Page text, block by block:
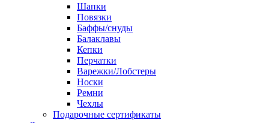
Шапки
Повязки
Баффы/снуды
Балаклавы
Кепки
Перчатки
Варежки/Лобстеры
Носки
Ремни
Чехлы
Подарочные сертификаты